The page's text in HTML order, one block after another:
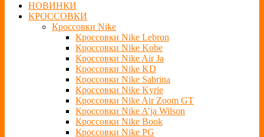
НОВИНКИ
КРОССОВКИ
Кроссовки Nike
Кроссовки Nike Lebron
Кроссовки Nike Kobe
Кроссовки Nike Air Ja
Кроссовки Nike KD
Кроссовки Nike Sabrina
Кроссовки Nike Kyrie
Кроссовки Nike Air Zoom GT
Кроссовки Nike A’ja Wilson
Кроссовки Nike Book
Кроссовки Nike PG